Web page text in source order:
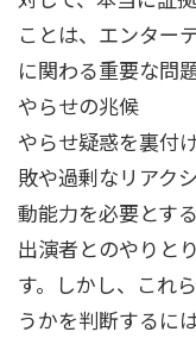
ことは、エンター
に関わる重要な問題
やらせの兆候
やらせ疑惑を裏付
敗や過剰なリアク
動能力を必要とす
出演者とのやりと
す。しかし、これ
うかを判断するに